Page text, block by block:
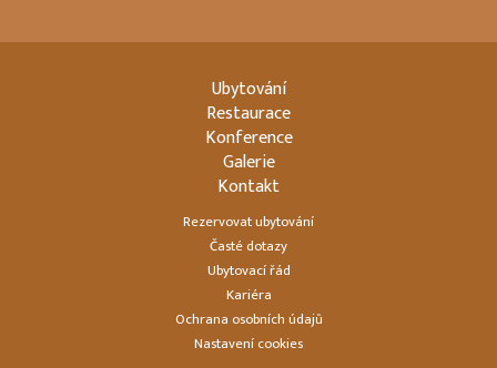
Rezervovat ubytování
Časté dotazy
Ubytovací řád
Kariéra
Ochrana osobních údajů
Nastavení cookies
Ubytování
Restaurace
Konference
Galerie
Kontakt